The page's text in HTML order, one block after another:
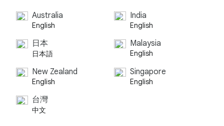
Australia
English
India
English
日本
日本語
Malaysia
English
New Zealand
English
Singapore
English
台灣
中文